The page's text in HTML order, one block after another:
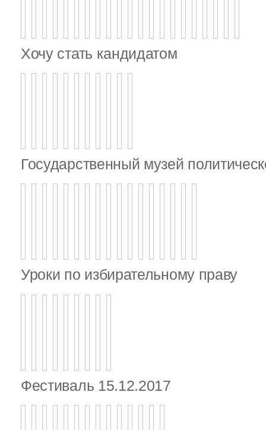
Хочу стать кандидатом
Государственный музей
Уроки по избирательному праву
Фестиваль 15.12.2017